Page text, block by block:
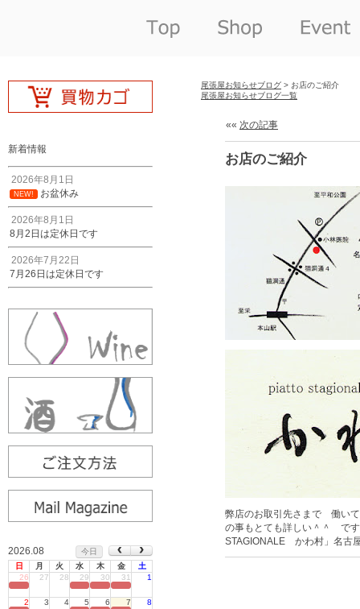
新着情報
2026年8月1日
NEW! お盆休み
2026年8月1日
8月2日は定休日です
2026年7月22日
7月26日は定休日です
2026.08
今日
日
月 火 水 木 金
土
26
27 28 29 30 31 1
2 3 4 5 6 7 8
尾張屋お知らせブログ > お店のご紹介
尾張屋お知らせブログ一覧
«« 次の記事
お店のご紹介
弊店のお取引先さまで 働い
の事もとても詳しい＾＾ で
STAGIONALE かわ村」名